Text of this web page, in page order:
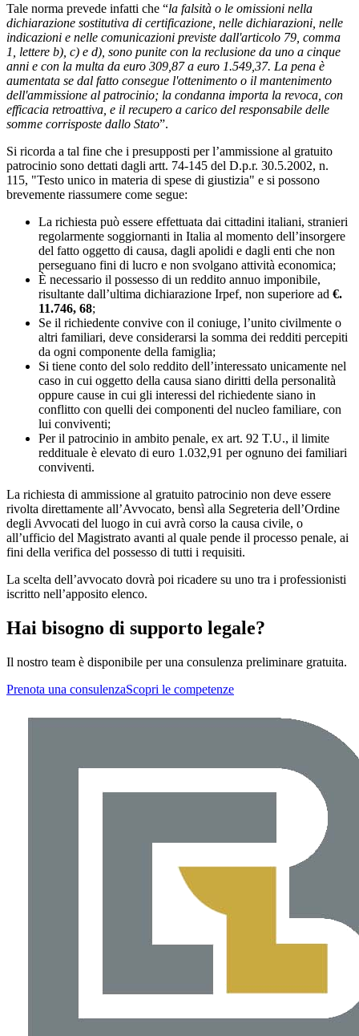
Tale norma prevede infatti che “la falsità o le omissioni nella
dichiarazione sostitutiva di certificazione, nelle dichiarazioni, nelle
indicazioni e nelle comunicazioni previste dall'articolo 79, comma
1, lettere b), c) e d), sono punite con la reclusione da uno a cinque
anni e con la multa da euro 309,87 a euro 1.549,37. La pena è
aumentata se dal fatto consegue l'ottenimento o il mantenimento
dell'ammissione al patrocinio; la condanna importa la revoca, con
efficacia retroattiva, e il recupero a carico del responsabile delle
somme corrisposte dallo Stato”.
Si ricorda a tal fine che i presupposti per l’ammissione al gratuito
patrocinio sono dettati dagli artt. 74-145 del D.p.r. 30.5.2002, n.
115, "Testo unico in materia di spese di giustizia" e si possono
brevemente riassumere come segue:
La richiesta può essere effettuata dai cittadini italiani, stranieri
regolarmente soggiornanti in Italia al momento dell’insorgere
del fatto oggetto di causa, dagli apolidi e dagli enti che non
perseguano fini di lucro e non svolgano attività economica;
È necessario il possesso di un reddito annuo imponibile,
risultante dall’ultima dichiarazione Irpef, non superiore ad €.
11.746, 68;
Se il richiedente convive con il coniuge, l’unito civilmente o
altri familiari, deve considerarsi la somma dei redditi percepiti
da ogni componente della famiglia;
Si tiene conto del solo reddito dell’interessato unicamente nel
caso in cui oggetto della causa siano diritti della personalità
oppure cause in cui gli interessi del richiedente siano in
conflitto con quelli dei componenti del nucleo familiare, con
lui conviventi;
Per il patrocinio in ambito penale, ex art. 92 T.U., il limite
reddituale è elevato di euro 1.032,91 per ognuno dei familiari
conviventi.
La richiesta di ammissione al gratuito patrocinio non deve essere
rivolta direttamente all’Avvocato, bensì alla Segreteria dell’Ordine
degli Avvocati del luogo in cui avrà corso la causa civile, o
all’ufficio del Magistrato avanti al quale pende il processo penale, ai
fini della verifica del possesso di tutti i requisiti.
La scelta dell’avvocato dovrà poi ricadere su uno tra i professionisti
iscritto nell’apposito elenco.
Hai bisogno di supporto legale?
Il nostro team è disponibile per una consulenza preliminare gratuita.
Prenota una consulenzaScopri le competenze